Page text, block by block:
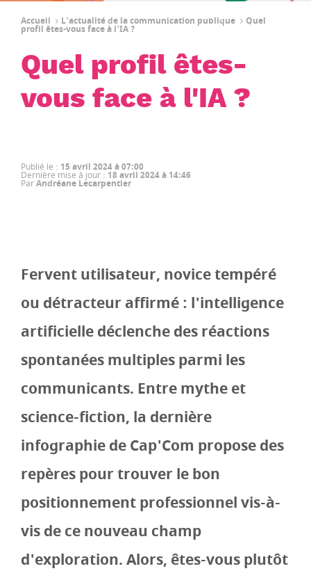
Accueil L'actualité de la communication publique Quel
profil êtes-vous face à l'IA ?
Quel profil êtes-
vous face à l'IA ?
Publié le : 15 avril 2024 à 07:00
Dernière mise à jour : 18 avril 2024 à 14:46
ParAndréane Lecarpentier
Fervent utilisateur, novice tempéré
ou détracteur affirmé : l'intelligence
artificielle déclenche des réactions
spontanées multiples parmi les
communicants. Entre mythe et
science-fiction, la dernière
infographie de Cap'Com propose des
repères pour trouver le bon
positionnement professionnel vis-à-
vis de ce nouveau champ
d'exploration. Alors, êtes-vous plutôt